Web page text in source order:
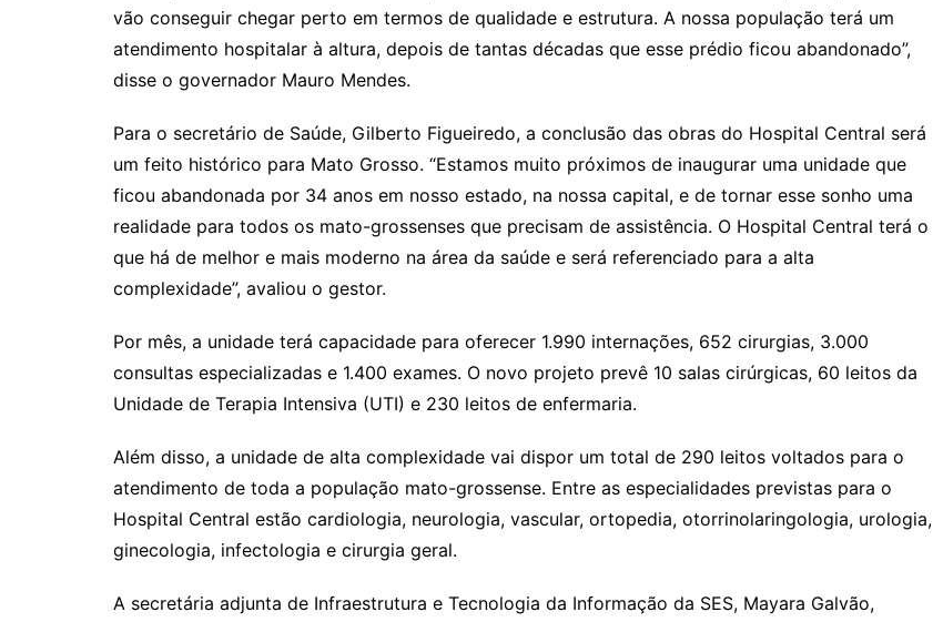
vão conseguir chegar perto em termos de qualidade e estrutura. A nossa população terá um
atendimento hospitalar à altura, depois de tantas décadas que esse prédio ficou abandonado”,
disse o governador Mauro Mendes.
Para o secretário de Saúde, Gilberto Figueiredo, a conclusão das obras do Hospital Central será
um feito histórico para Mato Grosso. “Estamos muito próximos de inaugurar uma unidade que
ficou abandonada por 34 anos em nosso estado, na nossa capital, e de tornar esse sonho uma
realidade para todos os mato-grossenses que precisam de assistência. O Hospital Central terá o
que há de melhor e mais moderno na área da saúde e será referenciado para a alta
complexidade”, avaliou o gestor.
Por mês, a unidade terá capacidade para oferecer 1.990 internações, 652 cirurgias, 3.000
consultas especializadas e 1.400 exames. O novo projeto prevê 10 salas cirúrgicas, 60 leitos da
Unidade de Terapia Intensiva (UTI) e 230 leitos de enfermaria.
Além disso, a unidade de alta complexidade vai dispor um total de 290 leitos voltados para o
atendimento de toda a população mato-grossense. Entre as especialidades previstas para o
Hospital Central estão cardiologia, neurologia, vascular, ortopedia, otorrinolaringologia, urologia,
ginecologia, infectologia e cirurgia geral.
A secretária adjunta de Infraestrutura e Tecnologia da Informação da SES, Mayara Galvão,